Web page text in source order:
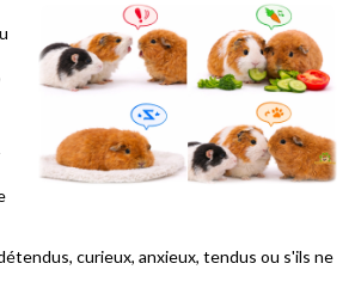
curieux, anxieux, tendus ou s'ils ne